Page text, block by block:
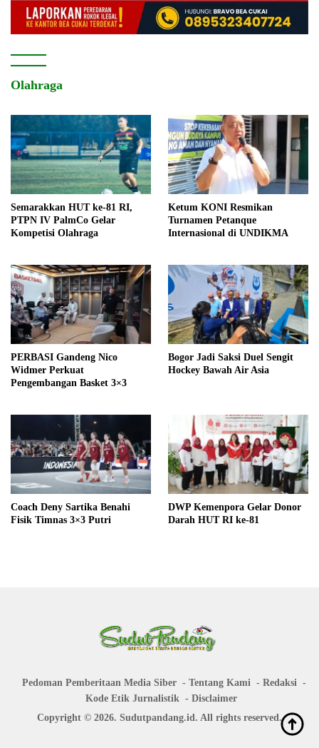
Olahraga
Semarakkan HUT ke-81 RI,
PTPN IV PalmCo Gelar
Kompetisi Olahraga
Ketum KONI Resmikan
Turnamen Petanque
Internasional di UNDIKMA
PERBASI Gandeng Nico
Widmer Perkuat
Pengembangan Basket 3×3
Bogor Jadi Saksi Duel Sengit
Hockey Bawah Air Asia
Coach Deny Sartika Benahi
Fisik Timnas 3×3 Putri
DWP Kemenpora Gelar Donor
Darah HUT RI ke-81
Pedoman Pemberitaan Media Siber Tentang Kami
Redaksi
Kode Etik Jurnalistik
Disclaimer
Copyright © 2026. Sudutpandang.id. All rights reserved.